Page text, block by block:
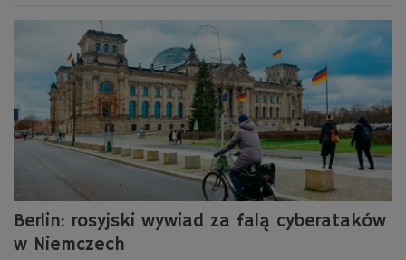
Berlin: rosyjski wywiad za falą cyberataków
w Niemczech